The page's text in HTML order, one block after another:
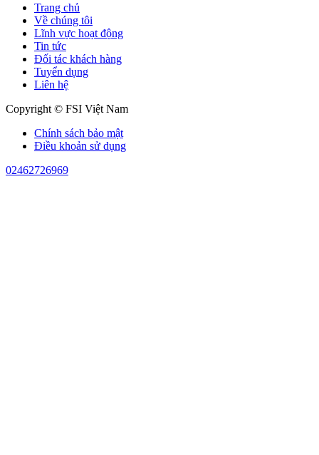
Trang chủ
Về chúng tôi
Lĩnh vực hoạt động
Tin tức
Đối tác khách hàng
Tuyển dụng
Liên hệ
Copyright © FSI Việt Nam
Chính sách bảo mật
Điều khoản sử dụng
02462726969